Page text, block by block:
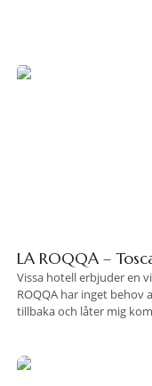
LA ROQQA –
Vissa hotell erbjuder en
ROQQA har inget behov
tillbaka och låter mig